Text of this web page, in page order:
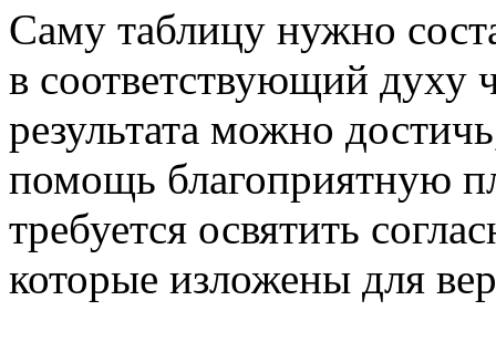
Саму таблицу нужно
в соответствующий духу
результата можно
помощь благоприятную
требуется освятить
которые изложены для